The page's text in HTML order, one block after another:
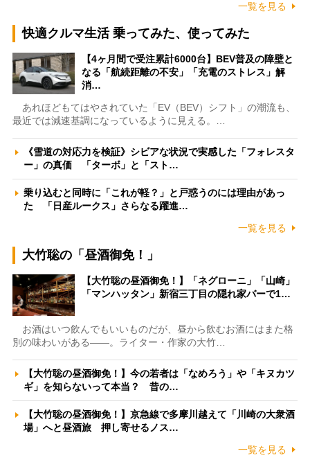
一覧を見る
快適クルマ生活 乗ってみた、使ってみた
【4ヶ月間で受注累計6000台】BEV普及の障壁と
なる「航続距離の不安」「充電のストレス」解
消…
あれほどもてはやされていた「EV（BEV）シフト」の潮流も、
最近では減速基調になっているように見える。…
《雪道の対応力を検証》シビアな状況で実感した「フォレスタ
ー」の真価 「ターボ」と「スト…
乗り込むと同時に「これが軽？」と戸惑うのには理由があっ
た 「日産ルークス」さらなる躍進…
一覧を見る
大竹聡の「昼酒御免！」
【大竹聡の昼酒御免！】「ネグローニ」「山崎」
「マンハッタン」新宿三丁目の隠れ家バーで1…
お酒はいつ飲んでもいいものだが、昼から飲むお酒にはまた格
別の味わいがある――。ライター・作家の大竹…
【大竹聡の昼酒御免！】今の若者は「なめろう」や「キヌカツ
ギ」を知らないって本当？ 昔の…
【大竹聡の昼酒御免！】京急線で多摩川越えて「川崎の大衆酒
場」へと昼酒旅 押し寄せるノス…
一覧を見る